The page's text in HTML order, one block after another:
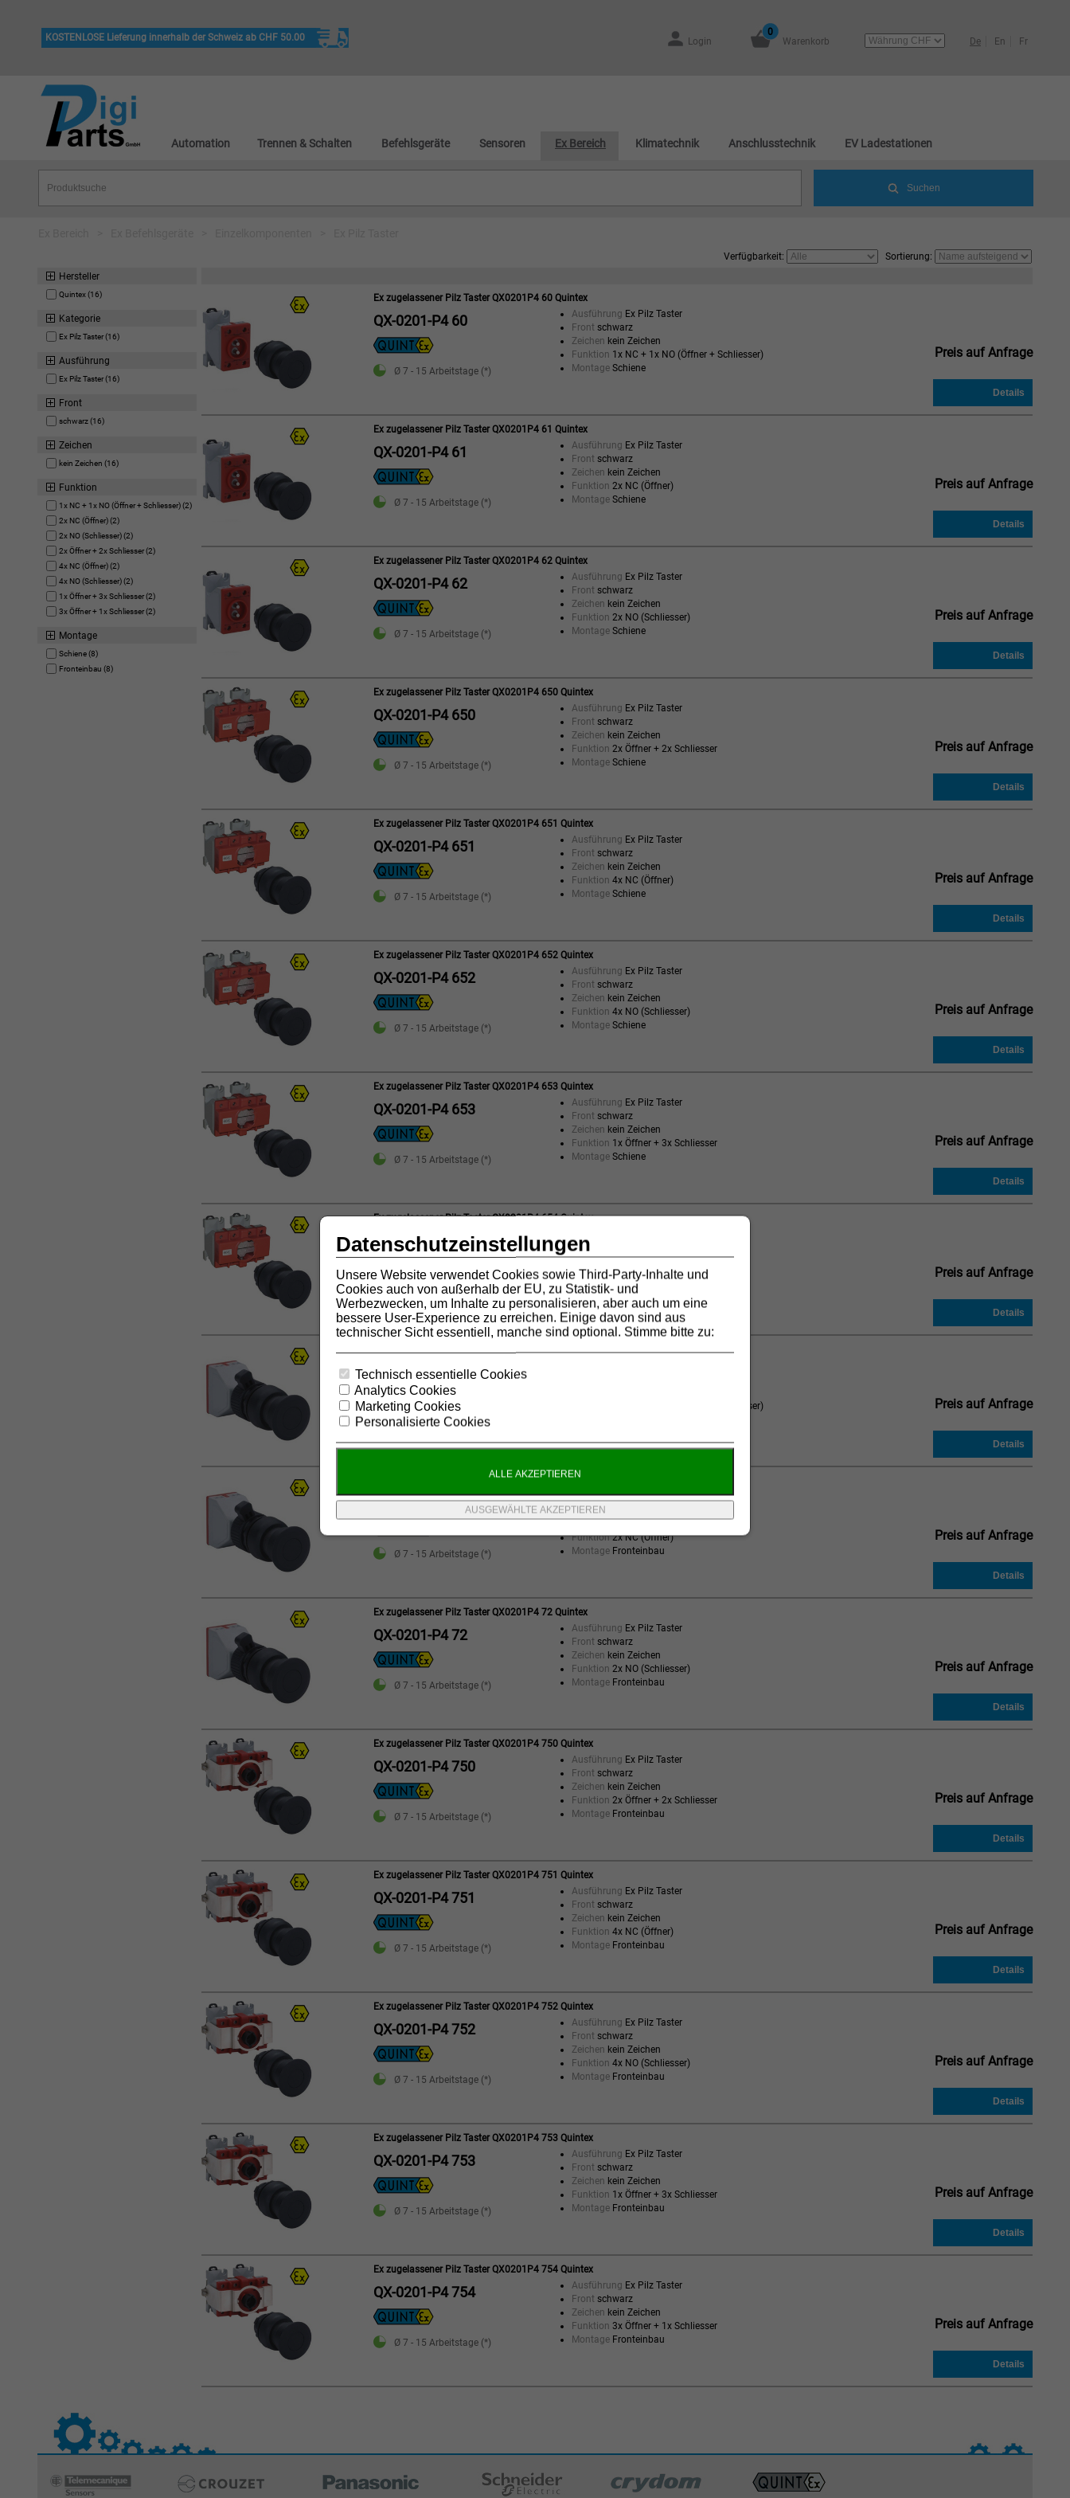
De En Fr
0
Warenkorb
Login
KOSTENLOSE Lieferung innerhalb der Schweiz ab CHF 50.00
Automation Trennen & Schalten Befehlsgeräte Sensoren Ex Bereich Klimatechnik Anschlusstechnik EV Ladestationen
Verfügbarkeit:
Sortierung:
Hersteller
Quintex (16)
Kategorie
Ex Pilz Taster (16)
Ausführung
Ex Pilz Taster (16)
Front
schwarz (16)
Zeichen
kein Zeichen (16)
Funktion
1x NC + 1x NO (Öffner + Schliesser) (2)
2x NC (Öffner) (2)
2x NO (Schliesser) (2)
2x Öffner + 2x Schliesser (2)
4x NC (Öffner) (2)
4x NO (Schliesser) (2)
1x Öffner + 3x Schliesser (2)
3x Öffner + 1x Schliesser (2)
Montage
Schiene (8)
Fronteinbau (8)
Ex zugelassener Pilz Taster QX0201P4 60 Quintex
QX-0201-P4 60
Ø 7 - 15 Arbeitstage (*)
Ausführung Ex Pilz Taster
Front schwarz
Zeichen kein Zeichen
Funktion 1x NC + 1x NO (Öffner + Schliesser)
Montage Schiene
Preis auf Anfrage
Ex zugelassener Pilz Taster QX0201P4 61 Quintex
QX-0201-P4 61
Ø 7 - 15 Arbeitstage (*)
Ausführung Ex Pilz Taster
Front schwarz
Zeichen kein Zeichen
Funktion 2x NC (Öffner)
Montage Schiene
Preis auf Anfrage
Ex zugelassener Pilz Taster QX0201P4 62 Quintex
QX-0201-P4 62
Ø 7 - 15 Arbeitstage (*)
Ausführung Ex Pilz Taster
Front schwarz
Zeichen kein Zeichen
Funktion 2x NO (Schliesser)
Montage Schiene
Preis auf Anfrage
Ex zugelassener Pilz Taster QX0201P4 650 Quintex
QX-0201-P4 650
Ø 7 - 15 Arbeitstage (*)
Ausführung Ex Pilz Taster
Front schwarz
Zeichen kein Zeichen
Funktion 2x Öffner + 2x Schliesser
Montage Schiene
Preis auf Anfrage
Ex zugelassener Pilz Taster QX0201P4 651 Quintex
QX-0201-P4 651
Ø 7 - 15 Arbeitstage (*)
Ausführung Ex Pilz Taster
Front schwarz
Zeichen kein Zeichen
Funktion 4x NC (Öffner)
Montage Schiene
Preis auf Anfrage
Ex zugelassener Pilz Taster QX0201P4 652 Quintex
QX-0201-P4 652
Ø 7 - 15 Arbeitstage (*)
Ausführung Ex Pilz Taster
Front schwarz
Zeichen kein Zeichen
Funktion 4x NO (Schliesser)
Montage Schiene
Preis auf Anfrage
Ex zugelassener Pilz Taster QX0201P4 653 Quintex
QX-0201-P4 653
Ø 7 - 15 Arbeitstage (*)
Ausführung Ex Pilz Taster
Front schwarz
Zeichen kein Zeichen
Funktion 1x Öffner + 3x Schliesser
Montage Schiene
Preis auf Anfrage
Ex zugelassener Pilz Taster QX0201P4 654 Quintex
QX-0201-P4 654
Ø 7 - 15 Arbeitstage (*)
Front
Zeichen kein Zeichen
Funktion 3x Öffner + 1x Schliesser
Montage Schiene
Preis auf Anfrage
Ex zugelassener Pilz Taster QX0201P4 70 Quintex
QX-0201-P4 70
Ø 7 - 15 Arbeitstage (*)
1x NC + 1x NO (Öffner + Schliesser)
Preis auf Anfrage
Ex zugelassener Pilz Taster QX0201P4 71 Quintex
QX-0201-P4 71
Ø 7 - 15 Arbeitstage (*)
Ausführung Ex Pilz Taster
Front schwarz
Funktion 2x NC (Öffner)
Montage Fronteinbau
Preis auf Anfrage
Ex zugelassener Pilz Taster QX0201P4 72 Quintex
QX-0201-P4 72
Ø 7 - 15 Arbeitstage (*)
Ausführung Ex Pilz Taster
Front schwarz
Zeichen kein Zeichen
Funktion 2x NO (Schliesser)
Montage Fronteinbau
Preis auf Anfrage
Ex zugelassener Pilz Taster QX0201P4 750 Quintex
QX-0201-P4 750
Ø 7 - 15 Arbeitstage (*)
Ausführung Ex Pilz Taster
Front schwarz
Zeichen kein Zeichen
Funktion 2x Öffner + 2x Schliesser
Montage Fronteinbau
Preis auf Anfrage
Ex zugelassener Pilz Taster QX0201P4 751 Quintex
QX-0201-P4 751
Ø 7 - 15 Arbeitstage (*)
Ausführung Ex Pilz Taster
Front schwarz
Zeichen kein Zeichen
Funktion 4x NC (Öffner)
Montage Fronteinbau
Preis auf Anfrage
Ex zugelassener Pilz Taster QX0201P4 752 Quintex
QX-0201-P4 752
Ø 7 - 15 Arbeitstage (*)
Ausführung Ex Pilz Taster
Front schwarz
Zeichen kein Zeichen
Funktion 4x NO (Schliesser)
Montage Fronteinbau
Preis auf Anfrage
Ex zugelassener Pilz Taster QX0201P4 753 Quintex
QX-0201-P4 753
Ø 7 - 15 Arbeitstage (*)
Ausführung Ex Pilz Taster
Front schwarz
Zeichen kein Zeichen
Funktion 1x Öffner + 3x Schliesser
Montage Fronteinbau
Preis auf Anfrage
Ex zugelassener Pilz Taster QX0201P4 754 Quintex
QX-0201-P4 754
Ø 7 - 15 Arbeitstage (*)
Ausführung Ex Pilz Taster
Front schwarz
Zeichen kein Zeichen
Funktion 3x Öffner + 1x Schliesser
Montage Fronteinbau
Preis auf Anfrage
Datenschutzeinstellungen
Unsere Website verwendet Cookies sowie Third-Party-Inhalte und
Cookies auch von außerhalb der EU, zu Statistik- und
Werbezwecken, um Inhalte zu personalisieren, aber auch um eine
bessere User-Experience zu erreichen. Einige davon sind aus
technischer Sicht essentiell, manche sind optional. Stimme bitte zu:
Technisch essentielle Cookies
Analytics Cookies
Marketing Cookies
Personalisierte Cookies